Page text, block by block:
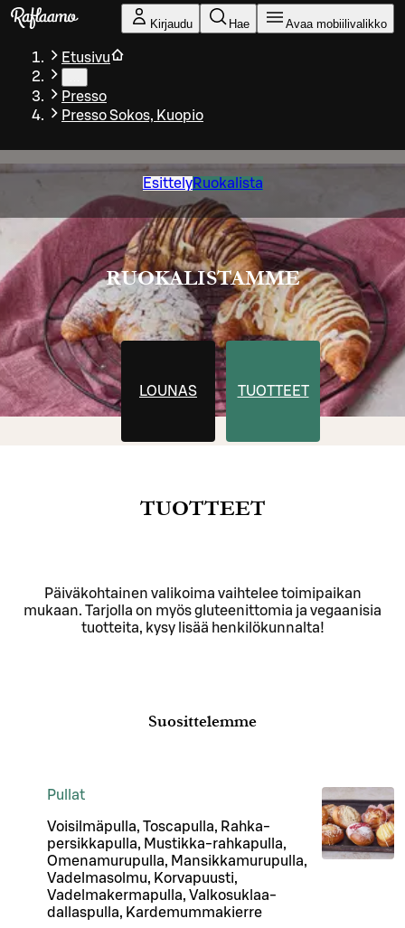
Siirry pääsisältöön
Kirjaudu Hae Avaa mobiilivalikko
Etusivu
Presso
Presso Sokos, Kuopio
EsittelyRuokalista
RUOKALISTAMME
LOUNAS TUOTTEET
TUOTTEET
Päiväkohtainen valikoima vaihtelee toimipaikan
mukaan. Tarjolla on myös gluteenittomia ja vegaanisia
tuotteita, kysy lisää henkilökunnalta!
Suosittelemme
Pullat
Voisilmäpulla, Toscapulla, Rahka-
persikkapulla, Mustikka-rahkapulla,
Omenamurupulla, Mansikkamurupulla,
Vadelmasolmu, Korvapuusti,
Vadelmakermapulla, Valkosuklaa-
dallaspulla, Kardemummakierre